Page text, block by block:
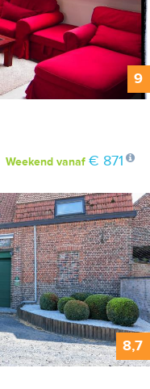
9
Weekendvanaf € 871
8,7